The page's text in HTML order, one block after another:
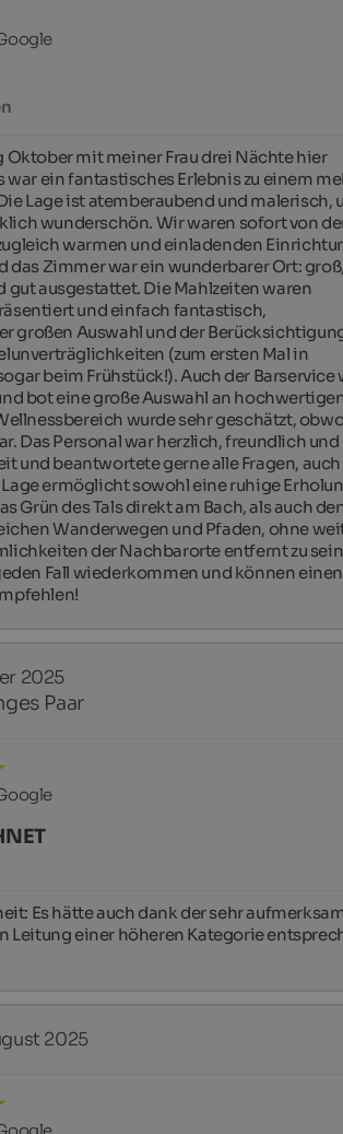
Oktober mit meiner Frau drei Nächte hier
war ein fantastisches Erlebnis zu einem
Die Lage ist atemberaubend und malerisch,
wunderschön. Wir waren sofort von
warmen und einladenden
das Zimmer war ein wunderbarer Ort:
gut ausgestattet. Die Mahlzeiten waren
und einfach fantastisch,
großen Auswahl und der
(zum ersten Mal in
beim Frühstück!). Auch der Barservice
bot eine große Auswahl an
wurde sehr geschätzt,
Das Personal war herzlich, freundlich und
und beantwortete gerne alle Fragen, auch
Lage ermöglicht sowohl eine ruhige
Grün des Tals direkt am Bach, als auch
Wanderwegen und Pfaden, ohne
der Nachbarorte entfernt zu
jeden Fall wiederkommen und können einen
2025
Paar
Es hätte auch dank der sehr
Leitung einer höheren Kategorie
2025